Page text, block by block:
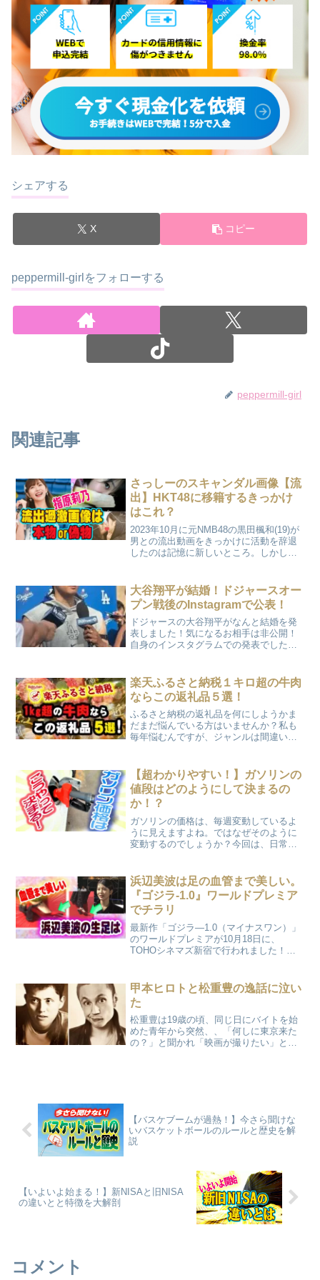
シェアする
X コピー
peppermill-girlをフォローする
peppermill-girl
関連記事
さっしーのスキャンダル画像【流
出】HKT48に移籍するきっかけ
はこれ？
2023年10月に元NMB48の黒田楓和(19)が
男との流出動画をきっかけに活動を辞退
したのは記憶に新しいところ。しかし同
だろうか？ワイドナショーでもピシッと
自分の意見を述べていた、、そう！さっ
しーこと元HKT48の指原莉乃です。かつ
て元彼から流出されたと言われているあ
の過激写真で巷の話題をかっさらったこ
とも。
大谷翔平が結婚！ドジャースオー
プン戦後のInstagramで公表！
ドジャースの大谷翔平がなんと結婚を発
表しました！気になるお相手は非公開！
自身のインスタグラムでの発表でした！
づいておりますが本日は皆さまに結婚い
たしました事をご報告させ...
楽天ふるさと納税１キロ超の牛肉
ならこの返礼品５選！
ふるさと納税の返礼品を何にしようかま
だまだ悩んでいる方はいませんか？私も
毎年悩むんですが、ジャンルは間違いな
じゃいます！今回はそんな私が過去の注
文からリピートしまくっている、超オス
スメ返礼品をご紹介しますよ！しかも楽
天サイトならポイントも還元されるの
で、まさに実質無料で大量のお肉を食べ
れちゃいます！！
【超わかりやすい！】ガソリンの
値段はどのようにして決まるの
か！？
ガソリンの価格は、毎週変動しているよ
うに見えますよね。ではなぜそのように
変動するのでしょうか？今回は、日常生
したいと思います！
浜辺美波は足の血管まで美しい。
『ゴジラ-1.0』ワールドプレミア
でチラリ
最新作「ゴジラ―1.0（マイナスワン）」
のワールドプレミアが10月18日に、
TOHOシネマズ新宿で行われました！主
した！そこで見せた浜辺美波の美しい足
首！そして血管！
甲本ヒロトと松重豊の逸話に泣い
た
松重豊は19歳の頃、同じ日にバイトを始
めた青年から突然、、「何しに東京来た
の？」と聞かれ「映画が撮りたい」と答
【バスケブームが過熱！】今さら聞けな
いバスケットボールのルールと歴史を解
説
【いよいよ始まる！】新NISAと旧NISA
の違いとと特徴を大解剖
コメント